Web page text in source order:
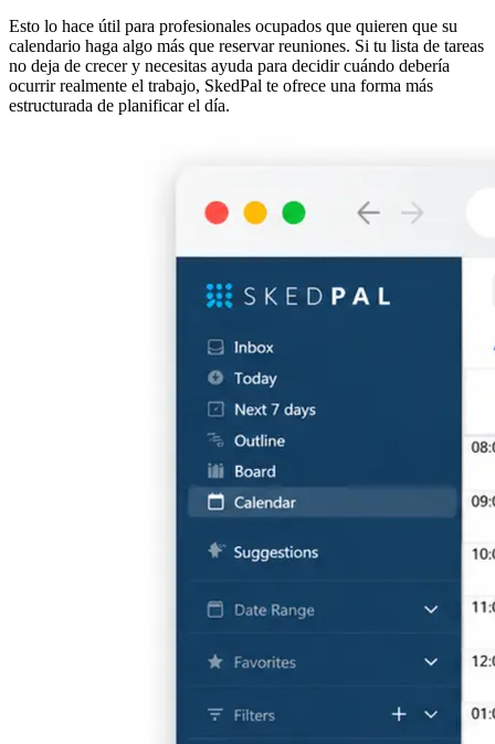
Esto lo hace útil para profesionales ocupados que quieren que su
calendario haga algo más que reservar reuniones. Si tu lista de tareas
no deja de crecer y necesitas ayuda para decidir cuándo debería
ocurrir realmente el trabajo, SkedPal te ofrece una forma más
estructurada de planificar el día.